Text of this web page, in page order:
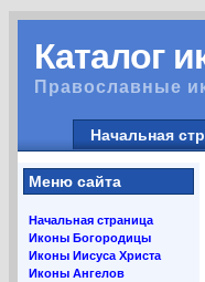
Каталог
Православные
Начальная
Меню сайта
Начальная страница
Иконы Богородицы
Иконы Иисуса Христа
Иконы Ангелов